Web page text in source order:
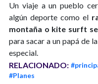
Un viaje a un pueblo
algún deporte como el
montaña o kite surft
para sacar a un papá de
especial.
RELACIONADO:
#Planes